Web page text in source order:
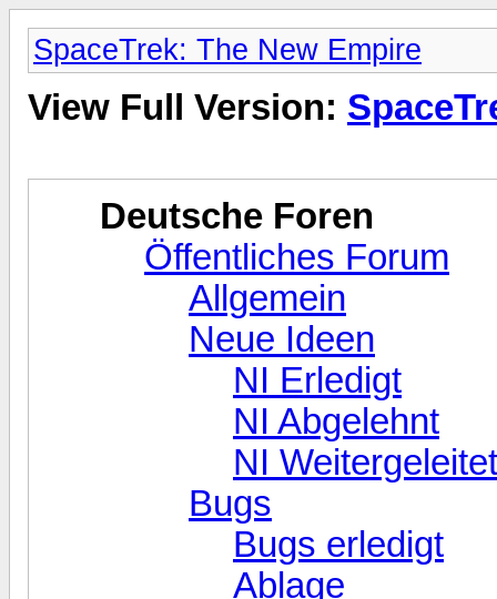
SpaceTrek: The New Empire
View Full Version:
Deutsche Foren
Öffentliches Forum
Allgemein
Neue Ideen
NI Erledigt
NI Abgelehnt
NI Weitergeleitet
Bugs
Bugs erledigt
Ablage